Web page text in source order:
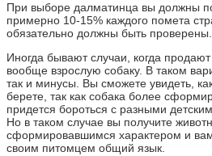
При выборе далматинца вы должны
примерно 10-15% каждого помета
обязательно должны быть проверены.
Иногда бывают случаи, когда
вообще взрослую собаку. В таком
так и минусы. Вы сможете увидеть,
берете, так как собака более
придется бороться с разными
Но в таком случае вы получите
сформировавшимся характером и
своим питомцем общий язык.